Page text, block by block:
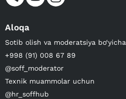
Aloqa
Sotib olish va moderatsiya bo‘yicha
+998 (91) 008 67 89
@soff_moderator
Texnik muammolar uchun
@hr_soffhub